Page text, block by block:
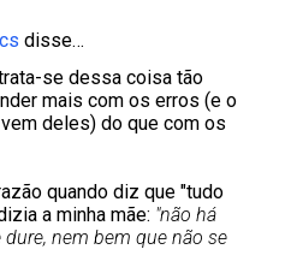
disse…
se dessa coisa tão
mais com os erros (e o
deles) do que com os
quando diz que "tudo
a minha mãe: "não há
nem bem que não se